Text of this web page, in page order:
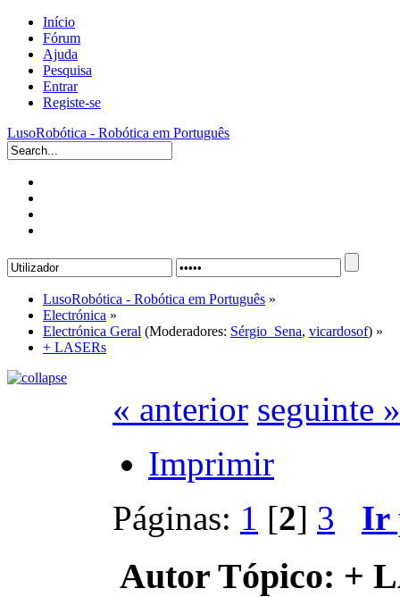
Início
Fórum
Ajuda
Pesquisa
Entrar
Registe-se
LusoRobótica - Robótica em Português
LusoRobótica - Robótica em Português »
Electrónica »
Electrónica Geral (Moderadores: Sérgio_Sena, vicardosof) »
+ LASERs
« anterior seguinte »
Imprimir
Páginas: 1 [2] 3 Ir
Autor Tópico: +